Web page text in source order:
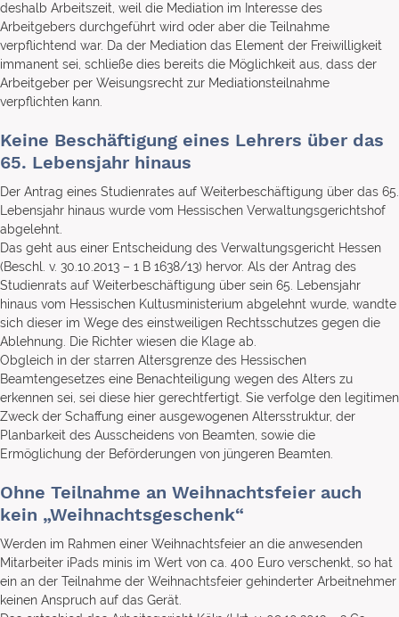
deshalb Arbeitszeit, weil die Mediation im Interesse des
Arbeitgebers durchgeführt wird oder aber die Teilnahme
verpflichtend war. Da der Mediation das Element der Freiwilligkeit
immanent sei, schließe dies bereits die Möglichkeit aus, dass der
Arbeitgeber per Weisungsrecht zur Mediationsteilnahme
verpflichten kann.
Keine Beschäftigung eines Lehrers über das
65. Lebensjahr hinaus
Der Antrag eines Studienrates auf Weiterbeschäftigung über das 65.
Lebensjahr hinaus wurde vom Hessischen Verwaltungsgerichtshof
abgelehnt.
Das geht aus einer Entscheidung des Verwaltungsgericht Hessen
(Beschl. v. 30.10.2013 – 1 B 1638/13) hervor. Als der Antrag des
Studienrats auf Weiterbeschäftigung über sein 65. Lebensjahr
hinaus vom Hessischen Kultusministerium abgelehnt wurde, wandte
sich dieser im Wege des einstweiligen Rechtsschutzes gegen die
Ablehnung. Die Richter wiesen die Klage ab.
Obgleich in der starren Altersgrenze des Hessischen
Beamtengesetzes eine Benachteiligung wegen des Alters zu
erkennen sei, sei diese hier gerechtfertigt. Sie verfolge den legitimen
Zweck der Schaffung einer ausgewogenen Altersstruktur, der
Planbarkeit des Ausscheidens von Beamten, sowie die
Ermöglichung der Beförderungen von jüngeren Beamten.
Ohne Teilnahme an Weihnachtsfeier auch
kein „Weihnachtsgeschenk“
Werden im Rahmen einer Weihnachtsfeier an die anwesenden
Mitarbeiter iPads minis im Wert von ca. 400 Euro verschenkt, so hat
ein an der Teilnahme der Weihnachtsfeier gehinderter Arbeitnehmer
keinen Anspruch auf das Gerät.